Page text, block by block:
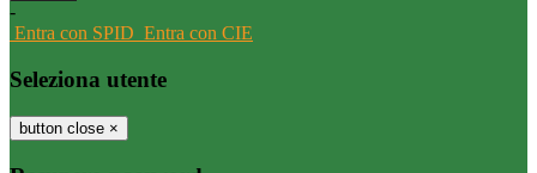
-
Entra con SPID Entra con CIE
Seleziona utente
button close ×